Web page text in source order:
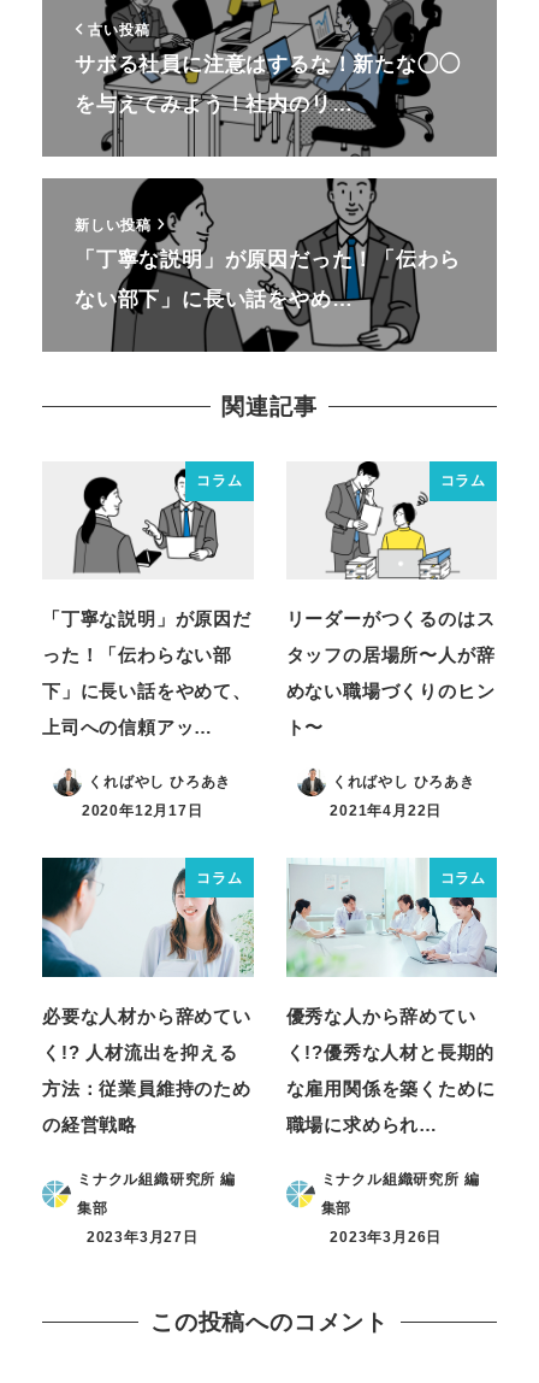
古い投稿
サボる社員に注意はするな！新たな◯◯
を与えてみよう！社内のリ…
新しい投稿
「丁寧な説明」が原因だった！「伝わら
ない部下」に長い話をやめ…
関連記事
コラム
「丁寧な説明」が原因だ
った！「伝わらない部
下」に長い話をやめて、
上司への信頼アッ…
くればやし ひろあき
2020年12月17日
コラム
リーダーがつくるのはス
タッフの居場所〜人が辞
めない職場づくりのヒン
ト〜
くればやし ひろあき
2021年4月22日
コラム
必要な人材から辞めてい
く!? 人材流出を抑える
方法：従業員維持のため
の経営戦略
ミナクル組織研究所 編
集部
2023年3月27日
コラム
優秀な人から辞めてい
く!?優秀な人材と長期的
な雇用関係を築くために
職場に求められ…
ミナクル組織研究所 編
集部
2023年3月26日
この投稿へのコメント